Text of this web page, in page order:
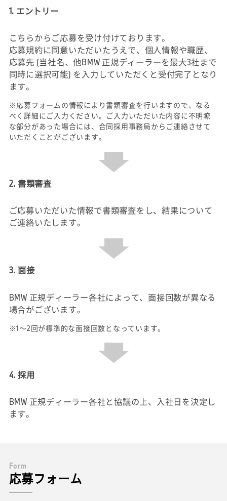
1. エントリー
こちらからご応募を受け付けております。
応募規約に同意いただいたうえで、個人情報や職歴、
応募先 (当社名、他BMW 正規ディーラーを最大3社まで
同時に選択可能) を入力していただくと受付完了となり
ます。
※応募フォームの情報により書類審査を行いますので、なる
べく詳細にご入力ください。ご入力いただいた内容に不明瞭
な部分があった場合には、合同採用事務局からご連絡させて
いただくことがございます。
2. 書類審査
ご応募いただいた情報で書類審査をし、結果について
ご連絡いたします。
3. 面接
BMW 正規ディーラー各社によって、面接回数が異なる
場合がございます。
※1～2回が標準的な面接回数となっています。
4. 採用
BMW 正規ディーラー各社と協議の上、入社日を決定し
ます。
Form
応募フォーム